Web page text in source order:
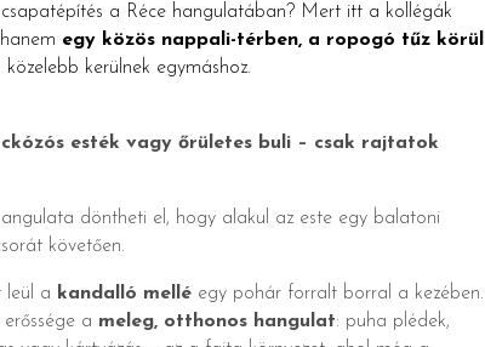
a Réce hangulatában? Mert itt a kollégák
egy közös nappali-térben, a ropogó tűz körül
kerülnek egymáshoz.
esték vagy őrületes buli – csak rajtatok
döntheti el, hogy alakul az este egy balatoni
követően.
leül a kandalló melléegy pohár forralt borral a kezében.
a meleg, otthonos hangulat: puha plédek,